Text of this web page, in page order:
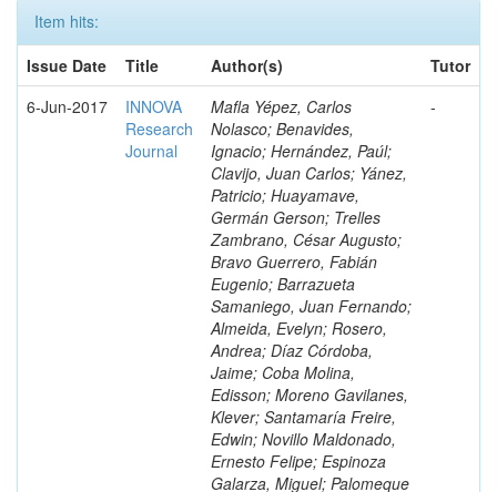
Item hits:
Issue Date
Title Author(s)
Tutor
6-Jun-2017
INNOVA
Research
Journal
Mafla Yépez, Carlos
Nolasco; Benavides,
Ignacio; Hernández, Paúl;
Clavijo, Juan Carlos; Yánez,
Patricio; Huayamave,
Germán Gerson; Trelles
Zambrano, César Augusto;
Bravo Guerrero, Fabián
Eugenio; Barrazueta
Samaniego, Juan Fernando;
Almeida, Evelyn; Rosero,
Andrea; Díaz Córdoba,
Jaime; Coba Molina,
Edisson; Moreno Gavilanes,
Klever; Santamaría Freire,
Edwin; Novillo Maldonado,
Ernesto Felipe; Espinoza
Galarza, Miguel; Palomeque
-